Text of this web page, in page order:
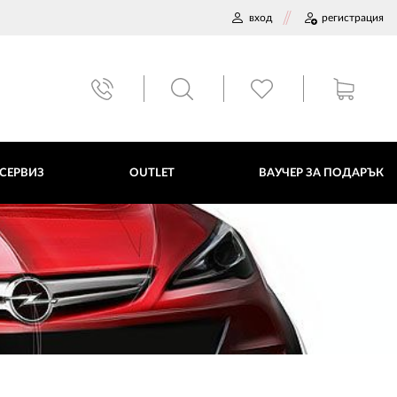
вход регистрация
OUTLET ВАУЧЕР ЗА ПОДАРЪК